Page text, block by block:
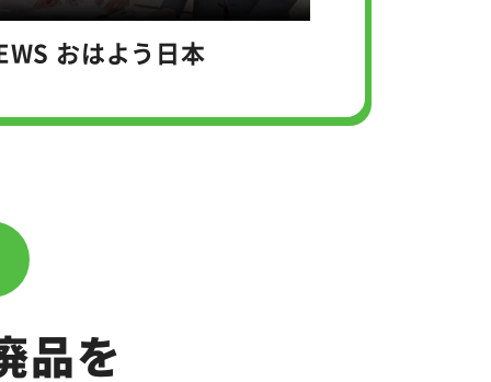
おはよう日本
品を